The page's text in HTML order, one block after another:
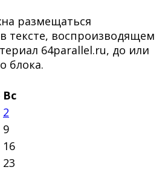
размещаться
тексте, воспроизводящем
64parallel.ru, до или
блока.
Вс
2
9
16
23